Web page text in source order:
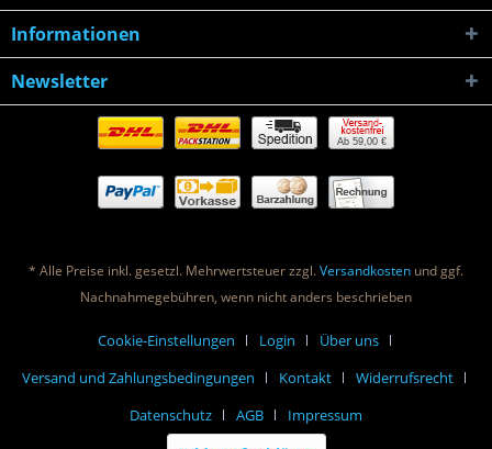
Informationen
Newsletter
Ab 59,00 €
* Alle Preise inkl. gesetzl. Mehrwertsteuer zzgl.Versandkosten und ggf.
Nachnahmegebühren, wenn nicht anders beschrieben
Cookie-Einstellungen Login
Über uns
Versand und Zahlungsbedingungen
Kontakt
Widerrufsrecht
Datenschutz
AGB Impressum